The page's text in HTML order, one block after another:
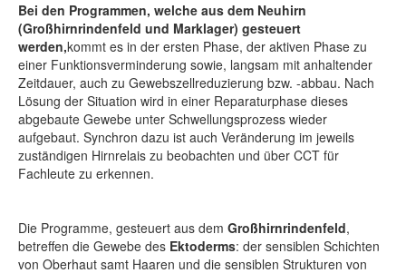
Bei den Programmen, welche aus dem Neuhirn
(Großhirnrindenfeld und Marklager) gesteuert
werden,kommt es in der ersten Phase, der aktiven Phase zu
einer Funktionsverminderung sowie, langsam mit anhaltender
Zeitdauer, auch zu Gewebszellreduzierung bzw. -abbau. Nach
Lösung der Situation wird in einer Reparaturphase dieses
abgebaute Gewebe unter Schwellungsprozess wieder
aufgebaut. Synchron dazu ist auch Veränderung im jeweils
zuständigen Hirnrelais zu beobachten und über CCT für
Fachleute zu erkennen.
Die Programme, gesteuert aus dem Großhirnrindenfeld,
betreffen die Gewebe des Ektoderms: der sensiblen Schichten
von Oberhaut samt Haaren und die sensiblen Strukturen von